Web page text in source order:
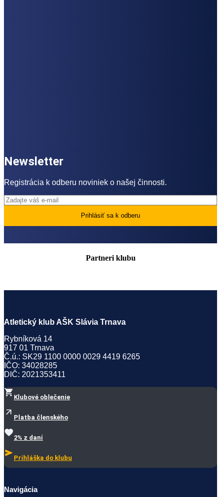
Newsletter
Registrácia k odberu noviniek o našej činnosti.
Partneri klubu
Atletický klub AŠK Slávia Trnava
Rybníková 14
917 01 Trnava
Č.ú.: SK29 1100 0000 0029 4419 6265
IČO: 34028285
DIČ: 2021353411
Klubové oblečenie
Platba členského
2% z daní
Prihláška do klubu
Navigácia